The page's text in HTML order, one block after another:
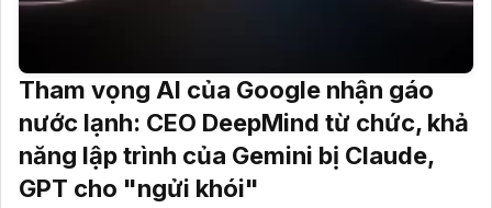
Tham vọng AI của Google nhận gáo
nước lạnh: CEO DeepMind từ chức, khả
năng lập trình của Gemini bị Claude,
GPT cho "ngửi khói"